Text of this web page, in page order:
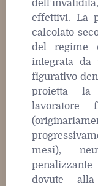
effettivi. La
calcolato
del regime
integrata da
figurativo
proietta la
lavoratore
mesi),
dovute